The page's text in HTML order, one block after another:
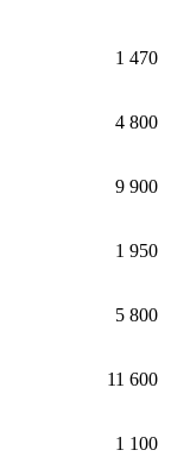
1 470
4 800
9 900
1 950
5 800
11 600
1 100